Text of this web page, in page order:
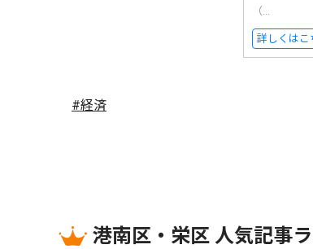
（...
詳しくはこ
#経済
港南区・栄区 人気記事